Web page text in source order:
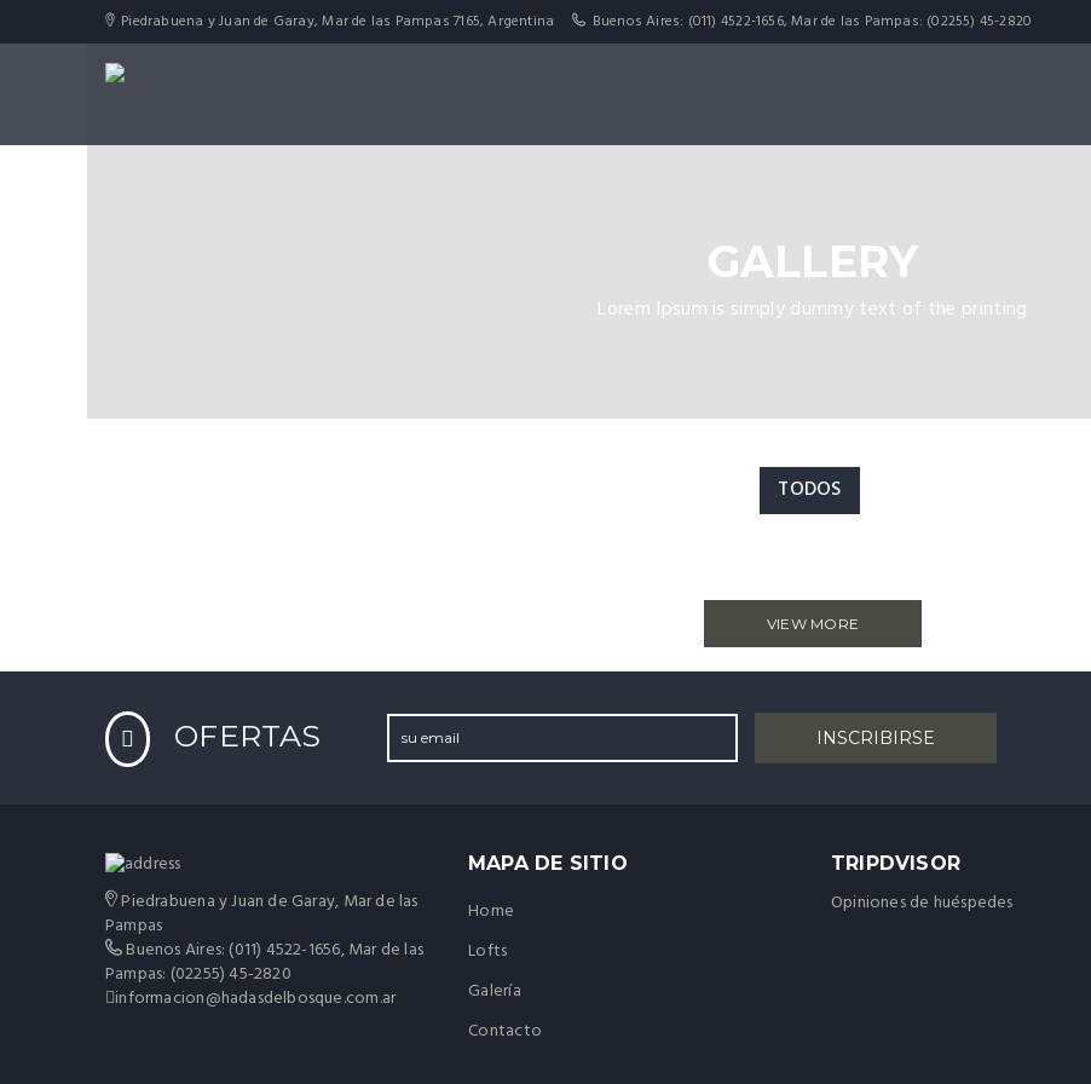
Piedrabuena y Juan de Garay, Mar de las Pampas 7165, Argentina Buenos Aires: (011) 4522-1656, Mar de las Pampas: (02255) 45-2820
GALLERY
Lorem Ipsum is simply dummy text of the printing
TODOS
VIEW MORE
OFERTAS
Piedrabuena y Juan de Garay, Mar de las
Pampas
Buenos Aires: (011) 4522-1656, Mar de las
Pampas: (02255) 45-2820
informacion@hadasdelbosque.com.ar
MAPA DE SITIO
Home
Lofts
Galería
Contacto
TRIPDVISOR
Opiniones de huéspedes